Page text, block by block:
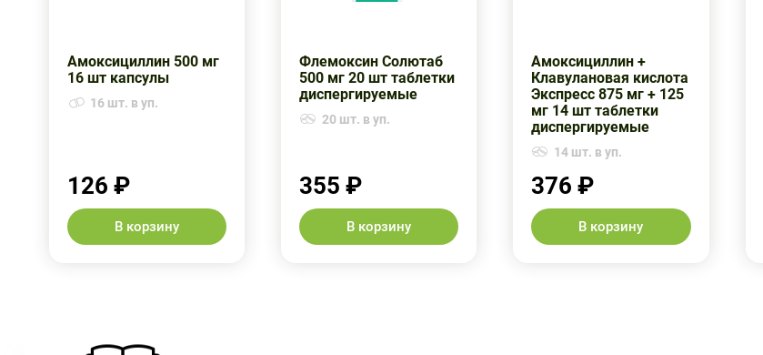
Амоксициллин 500 мг
16 шт капсулы
16 шт. в уп.
126 ₽
В корзину
Флемоксин Солютаб
500 мг 20 шт таблетки
диспергируемые
20 шт. в уп.
355 ₽
В корзину
Амоксициллин +
Клавулановая кислота
Экспресс 875 мг + 125
мг 14 шт таблетки
диспергируемые
14 шт. в уп.
376 ₽
В корзину